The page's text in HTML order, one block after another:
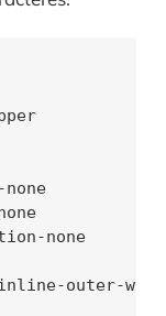
none
none
outer-